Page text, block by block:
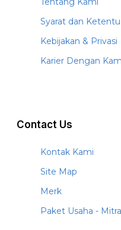
Syarat dan
Kebijakan & Privasi
Karier Dengan
Contact Us
Kontak Kami
Site Map
Merk
Paket Usaha -